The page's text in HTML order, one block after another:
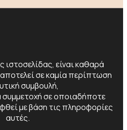
ιστοσελίδας, είναι καθαρά
σε καμία περίπτωση
συμβουλή,
συμμετοχή σε οποιαδήποτε
με βάση τις πληροφορίες
αυτές.